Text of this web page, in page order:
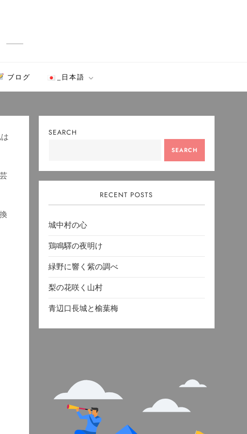
ブログ _日本語
SEARCH
SEARCH
RECENT POSTS
城中村の心
鶏鳴驛の夜明け
緑野に響く紫の調べ
梨の花咲く山村
青辺口長城と榆葉梅